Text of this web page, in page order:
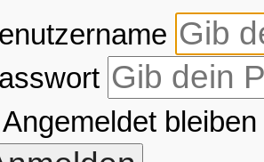
Angemeldet bleiben